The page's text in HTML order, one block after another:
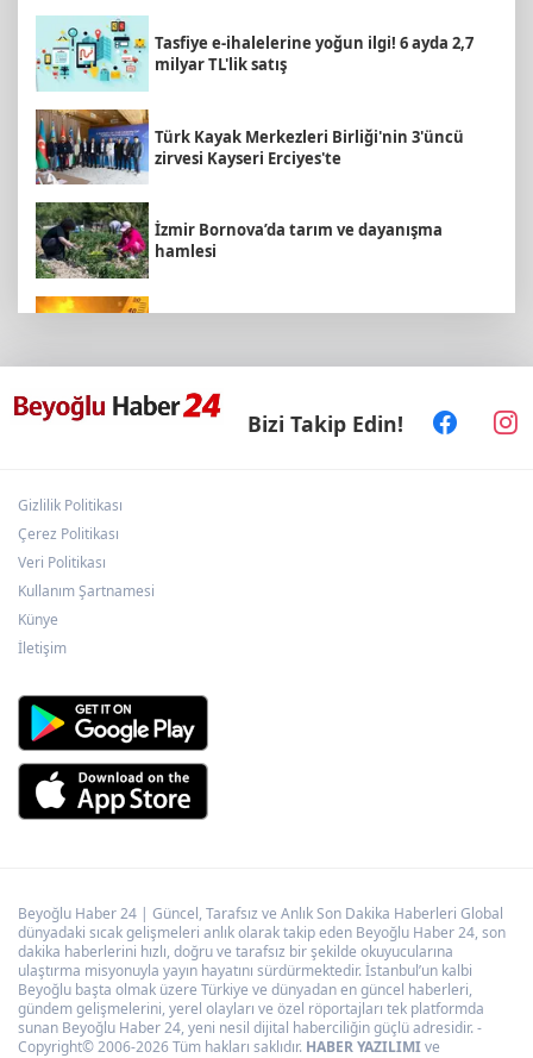
Tasfiye e-ihalelerine yoğun ilgi! 6 ayda 2,7
milyar TL'lik satış
Türk Kayak Merkezleri Birliği'nin 3'üncü
zirvesi Kayseri Erciyes'te
İzmir Bornova’da tarım ve dayanışma
hamlesi
Kayseri Talas'a yeni müze geliyor
Bizi Takip Edin!
Gizlilik Politikası
Çerez Politikası
Veri Politikası
Kullanım Şartnamesi
Künye
İletişim
Beyoğlu Haber 24 | Güncel, Tarafsız ve Anlık Son Dakika Haberleri Global
dünyadaki sıcak gelişmeleri anlık olarak takip eden Beyoğlu Haber 24, son
dakika haberlerini hızlı, doğru ve tarafsız bir şekilde okuyucularına
ulaştırma misyonuyla yayın hayatını sürdürmektedir. İstanbul’un kalbi
Beyoğlu başta olmak üzere Türkiye ve dünyadan en güncel haberleri,
gündem gelişmelerini, yerel olayları ve özel röportajları tek platformda
sunan Beyoğlu Haber 24, yeni nesil dijital haberciliğin güçlü adresidir. -
Copyright© 2006-2026 Tüm hakları saklıdır. HABER YAZILIMIve